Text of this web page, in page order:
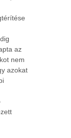
az
nem
azokat